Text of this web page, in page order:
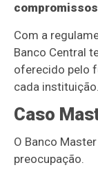
Com a
Banco Central
oferecido pelo
cada instituição.
Caso
O Banco
preocupação.